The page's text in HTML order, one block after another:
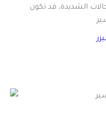
الشديدة، قد تكون